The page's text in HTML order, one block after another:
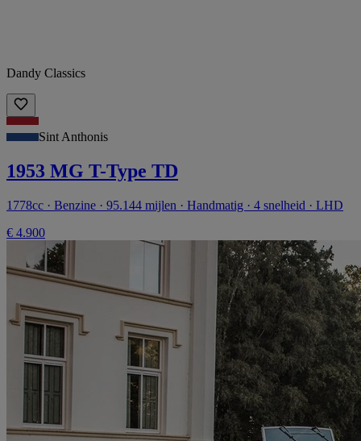
Dandy Classics
Sint Anthonis
1953 MG T-Type TD
1778cc · Benzine · 95.144 mijlen · Handmatig · 4 snelheid · LHD
€ 4.900